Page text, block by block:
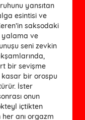
yansıtan
esintisi ve
saksodaki
yalama ve
seni zevkin
bir sevişme
kasar bir orospu
İster
onun
içtikten
her anı orgazm